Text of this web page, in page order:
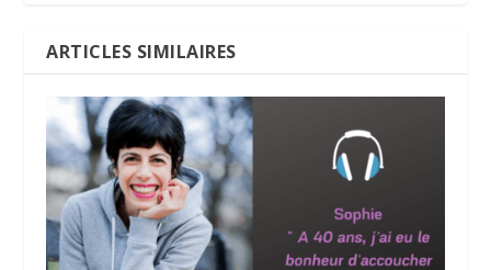
ARTICLES SIMILAIRES